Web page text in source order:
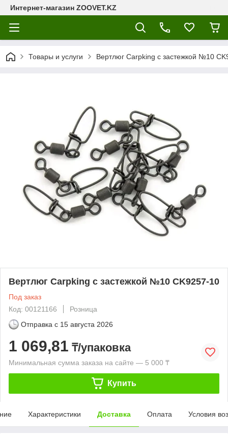
Интернет-магазин ZOOVET.KZ
Товары и услуги Вертлюг Carpking с застежкой №10
Вертлюг Carpking с застежкой №10 CK9257-10
Под заказ
Код: 00121166
Розница
Отправка с 15 августа 2026
1 069,81 ₸/упаковка
Минимальная сумма заказа на сайте — 5 000 ₸
Купить
Характеристики Доставка Оплата Условия